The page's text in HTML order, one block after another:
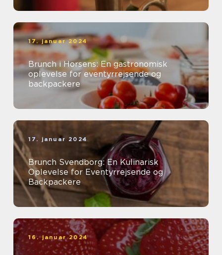
17. januar 2024
Brunch i Horsens: En gastronomisk
oplevelse for eventyrrejsende og
backpackere
17. januar 2024
Brunch Svendborg: En Kulinarisk
Oplevelse for Eventyrrejsende og
Backpackere
16. januar 2024